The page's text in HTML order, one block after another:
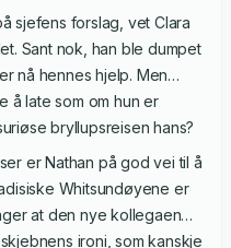
sjefens forslag, vet Clara
Sant nok, han ble dumpet
nå hennes hjelp. Men
å late som om hun er
bryllupsreisen hans?
er Nathan på god vei til å
Whitsundøyene er
at den nye kollegaen
ironi, som kanskje